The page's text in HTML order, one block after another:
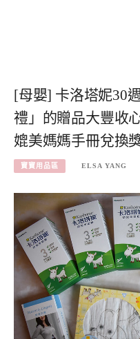
[母嬰] 卡洛塔妮30
禮」的贈品大豐收
媲美媽媽手冊兌換
寶寶用品區 ELSA YANG